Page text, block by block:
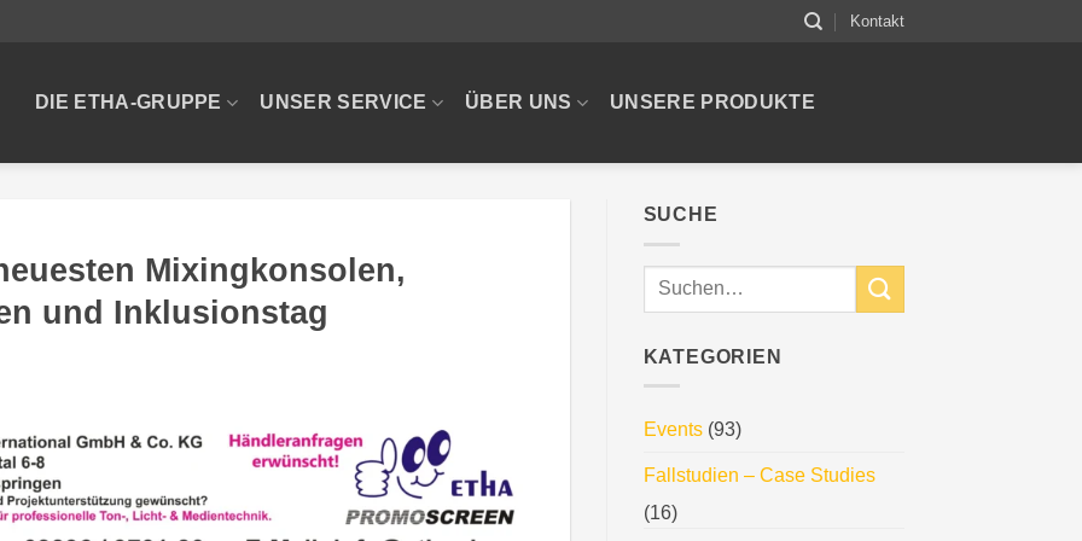
Kontakt
DIE ETHA-GRUPPE UNSER SERVICE ÜBER UNS UNSERE PRODUKTE
Mixingkonsolen,
und Inklusionstag
SUCHE
KATEGORIEN
Events(93)
Fallstudien – Case Studies
(16)